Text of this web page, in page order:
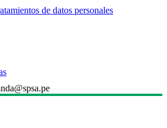
de datos personales